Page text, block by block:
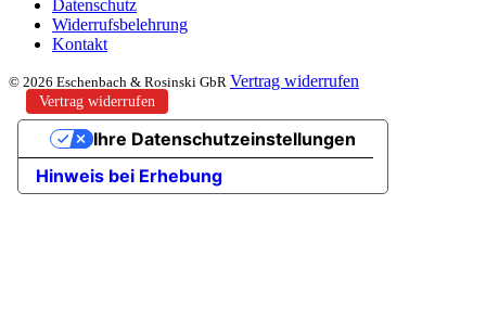
Datenschutz
Widerrufsbelehrung
Kontakt
© 2026 Eschenbach & Rosinski GbR Vertrag widerrufen
Vertrag widerrufen
Hinweis bei Erhebung
Ihre Datenschutzeinstellungen